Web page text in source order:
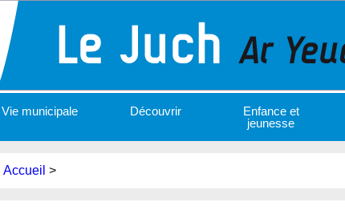
Vie municipale Découvrir
Enfance et
jeunesse
Accueil >